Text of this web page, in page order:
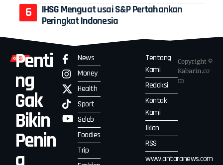
IHSG Menguat usai S&P Pertahankan
Peringkat Indonesia
Penti
ng
Gak
Bikin
Penin
News
Money
Health
Sport
Seleb
Foodies
Trip
Tentang
Kami
Redaksi
Kontak
Kami
Iklan
RSS
www.antaranews.com
Copyright ©
Kabarin.co
m